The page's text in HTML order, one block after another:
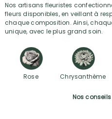
Nos artisans fleuristes
fleurs disponibles, en veillant à
chaque composition. Ainsi,
unique, avec le plus grand soin.
Rose Chrysanthème
Nos